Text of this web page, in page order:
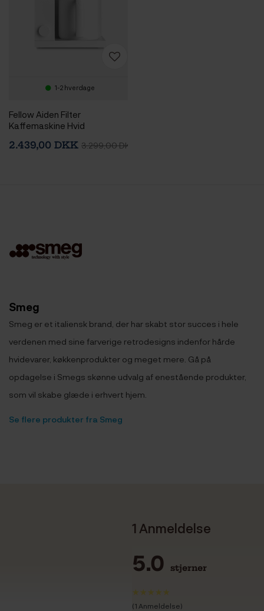
1-2 hverdage
Fellow Aiden Filter
Kaffemaskine Hvid
2.439,00 DKK 3.299,00 DKK
Smeg
Smeg er et italiensk brand, der har skabt stor succes i hele
verdenen med sine farverige retrodesigns indenfor hårde
hvidevarer, køkkenprodukter og meget mere. Gå på
opdagelse i Smegs skønne udvalg af enestående produkter,
som vil skabe glæde i erhvert hjem.
Se flere produkter fra Smeg
1 Anmeldelse
5.0 stjerner
(1 Anmeldelse)